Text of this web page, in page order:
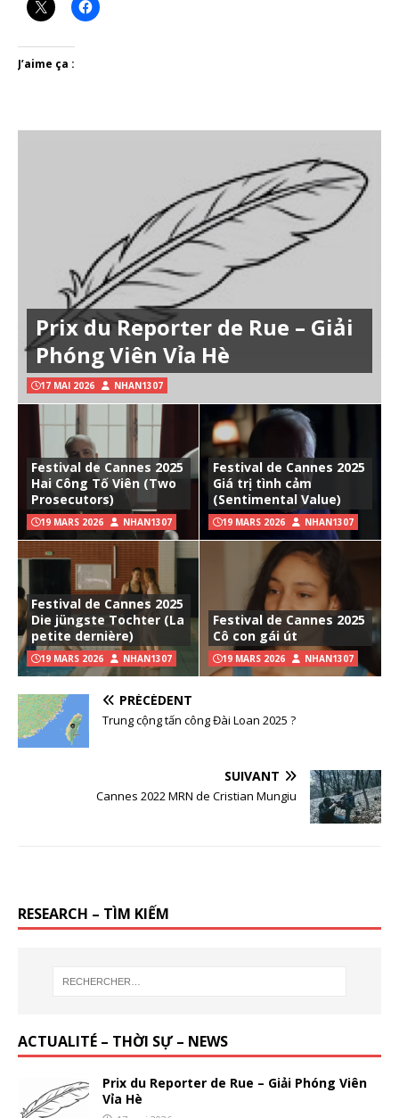
J’aime ça :
Prix du Reporter de Rue – Giải
Phóng Viên Vỉa Hè
17 MAI 2026 NHAN1307
Festival de Cannes 2025
Hai Công Tố Viên (Two
Prosecutors)
19 MARS 2026 NHAN1307
Festival de Cannes 2025
Giá trị tình cảm
(Sentimental Value)
19 MARS 2026 NHAN1307
Festival de Cannes 2025
Die jüngste Tochter (La
petite dernière)
19 MARS 2026 NHAN1307
Festival de Cannes 2025
Cô con gái út
19 MARS 2026 NHAN1307
PRÉCÉDENT
Trung cộng tấn công Đài Loan 2025 ?
SUIVANT
Cannes 2022 MRN de Cristian Mungiu
RESEARCH – TÌM KIẾM
ACTUALITÉ – THỜI SỰ – NEWS
Prix du Reporter de Rue – Giải Phóng Viên
Vỉa Hè